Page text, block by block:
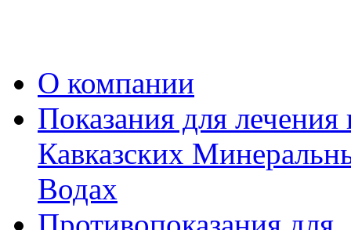
О компании
Показания для лечения
Кавказских
Водах